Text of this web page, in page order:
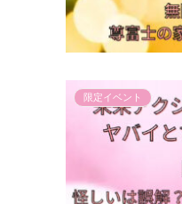
限定イベント